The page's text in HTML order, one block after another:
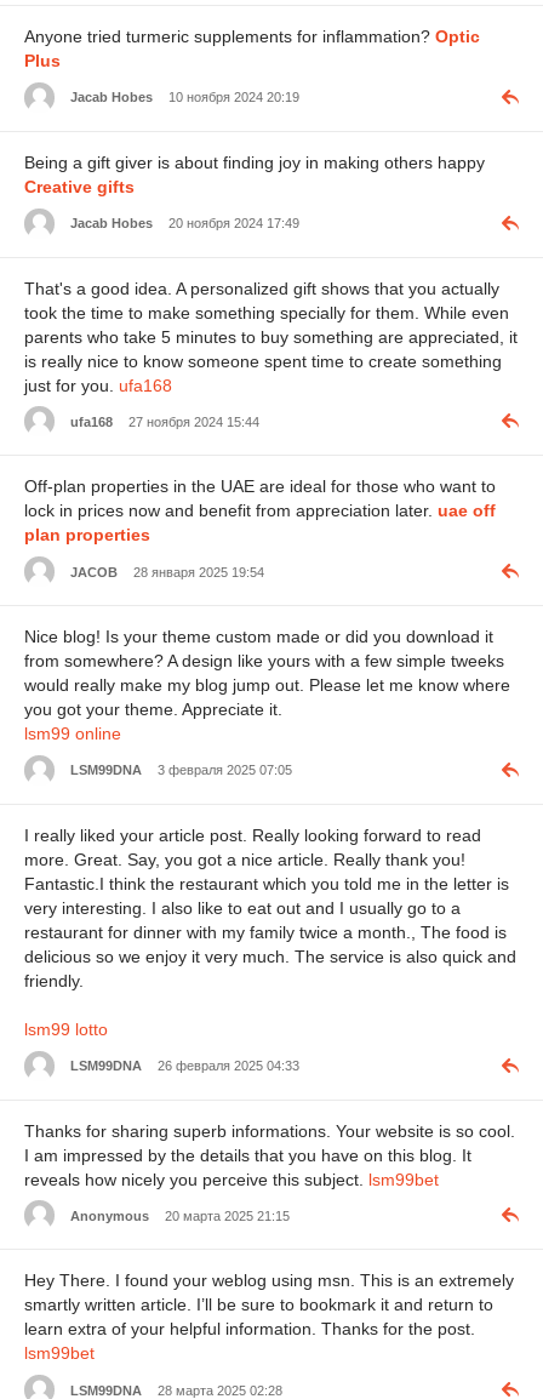
Anyone tried turmeric supplements for inflammation? Optic
Plus
Jacab Hobes 10 ноября 2024 20:19
Being a gift giver is about finding joy in making others happy
Creative gifts
Jacab Hobes 20 ноября 2024 17:49
That's a good idea. A personalized gift shows that you actually
took the time to make something specially for them. While even
parents who take 5 minutes to buy something are appreciated, it
is really nice to know someone spent time to create something
just for you. ufa168
ufa168 27 ноября 2024 15:44
Off-plan properties in the UAE are ideal for those who want to
lock in prices now and benefit from appreciation later. uae off
plan properties
JACOB 28 января 2025 19:54
Nice blog! Is your theme custom made or did you download it
from somewhere? A design like yours with a few simple tweeks
would really make my blog jump out. Please let me know where
you got your theme. Appreciate it.
lsm99 online
LSM99DNA 3 февраля 2025 07:05
I really liked your article post. Really looking forward to read
more. Great. Say, you got a nice article. Really thank you!
Fantastic.I think the restaurant which you told me in the letter is
very interesting. I also like to eat out and I usually go to a
restaurant for dinner with my family twice a month., The food is
delicious so we enjoy it very much. The service is also quick and
friendly.
lsm99 lotto
LSM99DNA 26 февраля 2025 04:33
Thanks for sharing superb informations. Your website is so cool.
I am impressed by the details that you have on this blog. It
reveals how nicely you perceive this subject. lsm99bet
Anonymous 20 марта 2025 21:15
Hey There. I found your weblog using msn. This is an extremely
smartly written article. I’ll be sure to bookmark it and return to
learn extra of your helpful information. Thanks for the post.
lsm99bet
LSM99DNA 28 марта 2025 02:28